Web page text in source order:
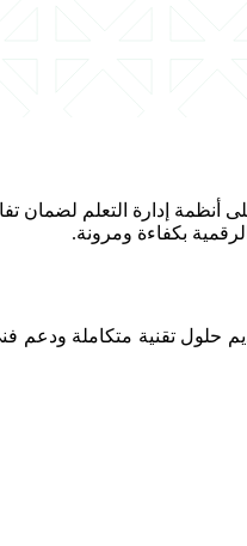
أنظمة إدارة التعلم
بكفاءة ومرونة.
حلول تقنية متكاملة ودعم